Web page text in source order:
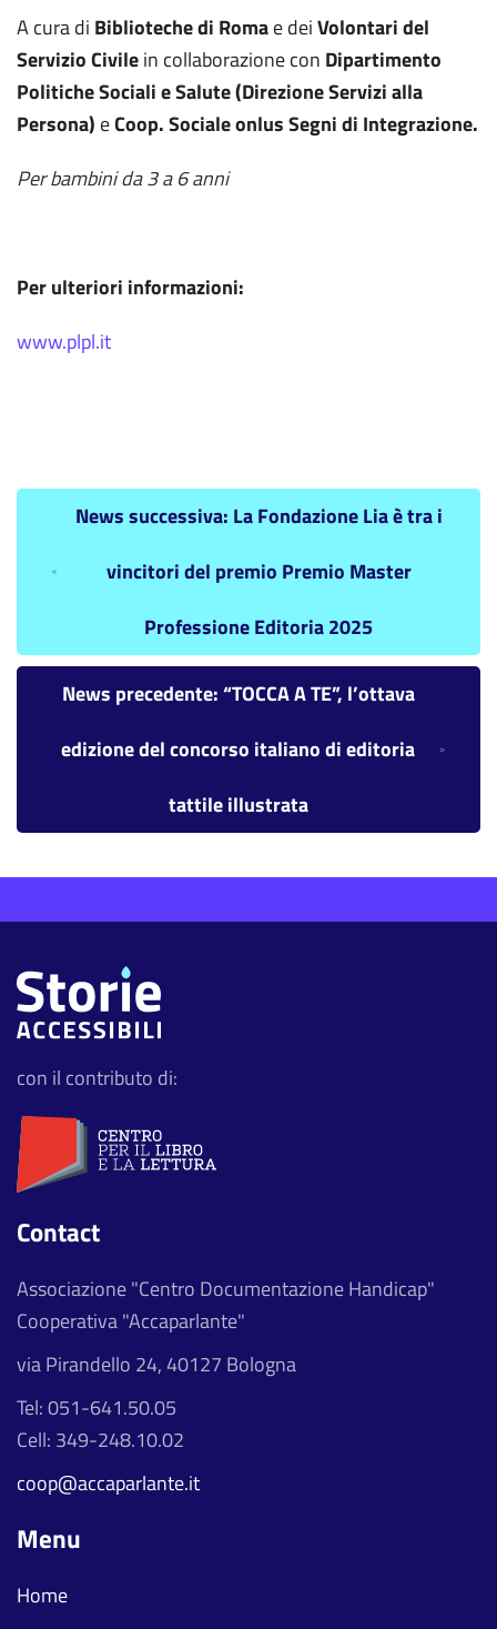
A cura di Biblioteche di Romae deiVolontari del
Servizio Civilein collaborazione con Dipartimento
Politiche Sociali e Salute (Direzione Servizi alla
Persona) eCoop. Sociale onlus Segni di Integrazione.
Per bambini da 3 a 6 anni
Per ulteriori informazioni:
www.plpl.it
News successiva: La Fondazione Lia è tra i
vincitori del premio Premio Master
Professione Editoria 2025
News precedente: “TOCCA A TE”, l’ottava
edizione del concorso italiano di editoria
tattile illustrata
con il contributo di:
Contact
Associazione "Centro Documentazione Handicap"
Cooperativa "Accaparlante"
via Pirandello 24, 40127 Bologna
Tel: 051-641.50.05
Cell: 349-248.10.02
coop@accaparlante.it
Menu
Home